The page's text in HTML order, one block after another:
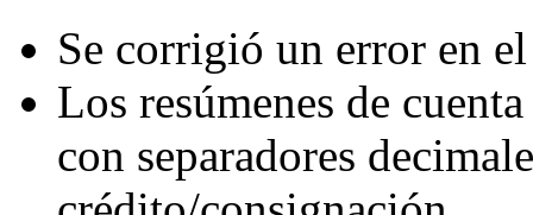
Se corrigió un error en
Los resúmenes de
con separadores